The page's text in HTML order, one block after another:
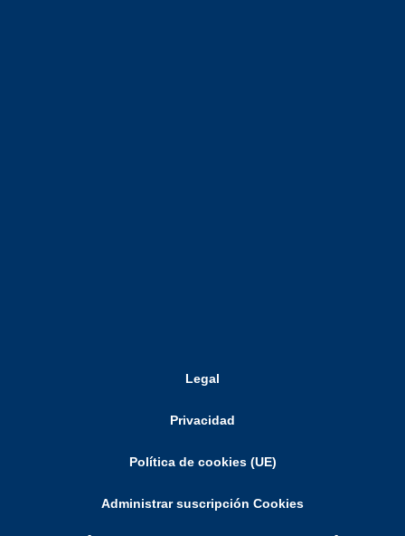
Legal
Privacidad
Política de cookies (UE)
Administrar suscripción Cookies